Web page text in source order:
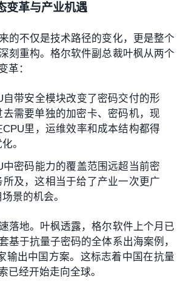
变革与产业机遇
的不仅是技术路径的变化，更是整个
刻重构。格尔软件副总裁叶枫从两个
革：
自带安全模块改变了密码交付的形
去需要单独的加密卡、密码机，现
里，运维效率和成本结构都得
。
中密码能力的覆盖范围远超当前密
及，这相当于给了产业一次更广
景的机会。
落地。叶枫透露，格尔软件上个月已
基于抗量子密码的全体系出海案例，
输出中国方案。这标志着中国在抗量
已经开始走向全球。